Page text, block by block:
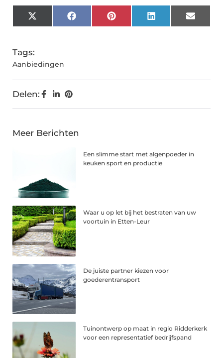
X
(Twitter)
FacebookPinterestLinkedInEmail
Tags:
Aanbiedingen
Delen:
Meer Berichten
Een slimme start met algenpoeder in
keuken sport en productie
Waar u op let bij het bestraten van uw
voortuin in Etten-Leur
De juiste partner kiezen voor
goederentransport
Tuinontwerp op maat in regio Ridderkerk
voor een representatief bedrijfspand